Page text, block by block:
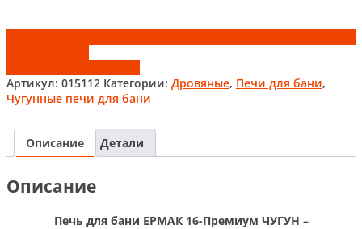
Артикул: 015112 Категории: Дровяные, Печи для бани,
Чугунные печи для бани
Описание Детали
Описание
Печь для бани ЕРМАК 16-Премиум ЧУГУН –